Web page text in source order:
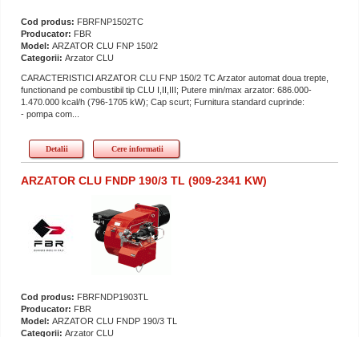
Cod produs: FBRFNP1502TC
Producator: FBR
Model: ARZATOR CLU FNP 150/2
Categorii: Arzator CLU
CARACTERISTICI ARZATOR CLU FNP 150/2 TC Arzator automat doua trepte,
functionand pe combustibil tip CLU I,II,III; Putere min/max arzator: 686.000-
1.470.000 kcal/h (796-1705 kW); Cap scurt; Furnitura standard cuprinde:
- pompa com...
Detalii Cere informatii
ARZATOR CLU FNDP 190/3 TL (909-2341 KW)
Cod produs: FBRFNDP1903TL
Producator: FBR
Model: ARZATOR CLU FNDP 190/3 TL
Categorii: Arzator CLU